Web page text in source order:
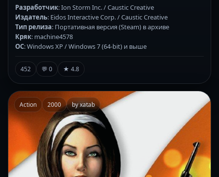
Разработчик: Ion Storm Inc. / Caustic Creative
Издатель: Eidos Interactive Corp. / Caustic Creative
Тип релиза: Портативная версия (Steam) в архиве
Кряк: machine4578
ОС: Windows XP / Windows 7 (64-bit) и выше
452 💬 0 ★ 4.8
Action 2000 by xatab